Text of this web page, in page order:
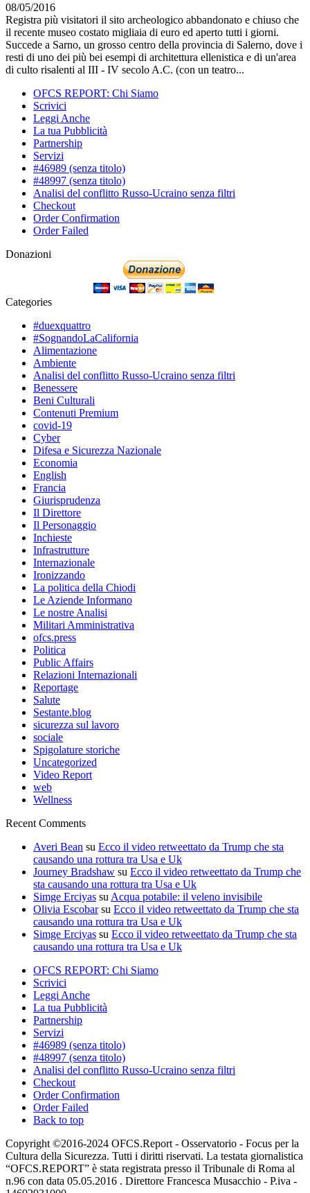
08/05/2016
Registra più visitatori il sito archeologico abbandonato e chiuso che
il recente museo costato migliaia di euro ed aperto tutti i giorni.
Succede a Sarno, un grosso centro della provincia di Salerno, dove i
resti di uno dei più bei esempi di architettura ellenistica e di un'area
di culto risalenti al III - IV secolo A.C. (con un teatro...
OFCS REPORT: Chi Siamo
Scrivici
Leggi Anche
La tua Pubblicità
Partnership
Servizi
#46989 (senza titolo)
#48997 (senza titolo)
Analisi del conflitto Russo-Ucraino senza filtri
Checkout
Order Confirmation
Order Failed
Donazioni
Categories
#duexquattro
#SognandoLaCalifornia
Alimentazione
Ambiente
Analisi del conflitto Russo-Ucraino senza filtri
Benessere
Beni Culturali
Contenuti Premium
covid-19
Cyber
Difesa e Sicurezza Nazionale
Economia
English
Francia
Giurisprudenza
Il Direttore
Il Personaggio
Inchieste
Infrastrutture
Internazionale
Ironizzando
La politica della Chiodi
Le Aziende Informano
Le nostre Analisi
Militari Amministrativa
ofcs.press
Politica
Public Affairs
Relazioni Internazionali
Reportage
Salute
Sestante.blog
sicurezza sul lavoro
sociale
Spigolature storiche
Uncategorized
Video Report
web
Wellness
Recent Comments
Averi Bean su Ecco il video retweettato da Trump che sta
causando una rottura tra Usa e Uk
Journey Bradshaw su Ecco il video retweettato da Trump che
sta causando una rottura tra Usa e Uk
Simge Erciyas su Acqua potabile: il veleno invisibile
Olivia Escobarsu Ecco il video retweettato da Trump che sta
causando una rottura tra Usa e Uk
Simge Erciyas su Ecco il video retweettato da Trump che sta
causando una rottura tra Usa e Uk
OFCS REPORT: Chi Siamo
Scrivici
Leggi Anche
La tua Pubblicità
Partnership
Servizi
#46989 (senza titolo)
#48997 (senza titolo)
Analisi del conflitto Russo-Ucraino senza filtri
Checkout
Order Confirmation
Order Failed
Back to top
Copyright ©2016-2024 OFCS.Report - Osservatorio - Focus per la
Cultura della Sicurezza. Tutti i diritti riservati. La testata giornalistica
“OFCS.REPORT” è stata registrata presso il Tribunale di Roma al
n.96 con data 05.05.2016 . Direttore Francesca Musacchio - P.iva -